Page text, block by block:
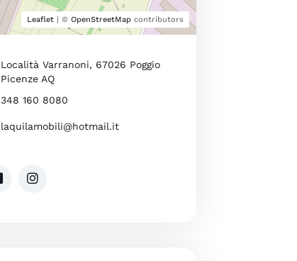
Leaflet| © OpenStreetMapcontributors
Località Varranoni, 67026 Poggio
Picenze AQ
348 160 8080
laquilamobili@hotmail.it